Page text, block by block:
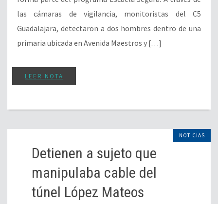
las cámaras de vigilancia, monitoristas del C5
Guadalajara, detectaron a dos hombres dentro de una
primaria ubicada en Avenida Maestros y […]
LEER NOTA
NOTICIAS
Detienen a sujeto que
manipulaba cable del
túnel López Mateos